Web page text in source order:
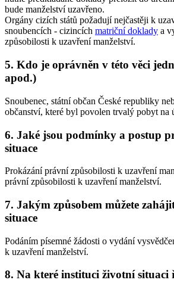
bude manželství uzavřeno.
Orgány cizích států požadují nejčastěji k
snoubencích - cizincích matriční doklady a
způsobilosti k uzavření manželství.
5. Kdo je oprávněn v této věci
apod.)
Snoubenec, státní občan České republiky
občanství, které byl povolen trvalý pobyt na
6. Jaké jsou podmínky a postup
situace
Prokázání právní způsobilosti k uzavření
právní způsobilosti k uzavření manželství.
7. Jakým způsobem můžete
situace
Podáním písemné žádosti o vydání
k uzavření manželství.
8. Na které instituci životní situaci